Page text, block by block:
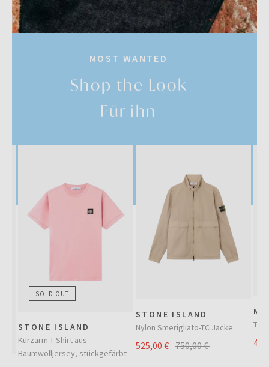
MOST WANTED
Shop the Look
Für ihn
SOLD OUT
STONE ISLAND
Kurzarm T-Shirt aus
Baumwolljersey, stückgefärbt
STONE ISLAND
Nylon Smerigliato-TC Jacke
525,00 € 750,00 €